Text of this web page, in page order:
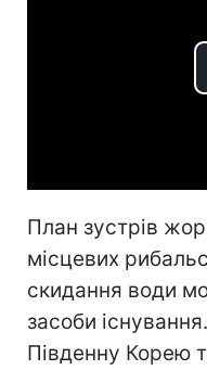
План зустрів
місцевих
скидання води
засоби
Південну Корею